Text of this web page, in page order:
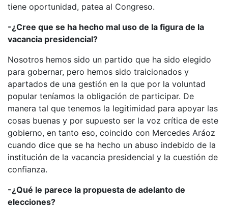
tiene oportunidad, patea al Congreso.
-¿Cree que se ha hecho mal uso de la figura de la
vacancia presidencial?
Nosotros hemos sido un partido que ha sido elegido
para gobernar, pero hemos sido traicionados y
apartados de una gestión en la que por la voluntad
popular teníamos la obligación de participar. De
manera tal que tenemos la legitimidad para apoyar las
cosas buenas y por supuesto ser la voz crítica de este
gobierno, en tanto eso, coincido con Mercedes Aráoz
cuando dice que se ha hecho un abuso indebido de la
institución de la vacancia presidencial y la cuestión de
confianza.
-¿Qué le parece la propuesta de adelanto de
elecciones?